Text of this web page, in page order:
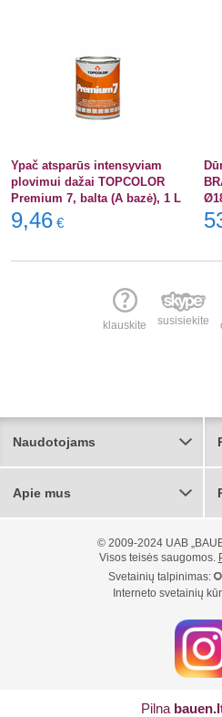
Ypač atsparūs intensyviam
plovimui dažai TOPCOLOR
Premium 7, balta (A bazė), 1 L
9,46 €
klauskite susisiekite
Naudotojams
Apie mus
© 2009-2024 UAB
Visos teisės saugomos.
Svetainių talpinimas:
Interneto svetainių
Pilna